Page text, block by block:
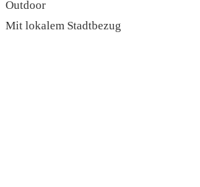
Outdoor
Mit lokalem Stadtbezug